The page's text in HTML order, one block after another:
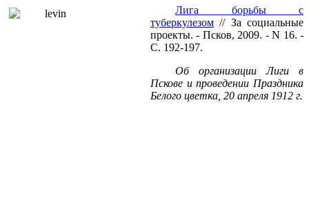
Лига борьбы с
туберкулезом // За социальные
проекты. - Псков, 2009. - N 16. -
С. 192-197.
Об организации Лиги в
Пскове и проведении Праздника
Белого цветка, 20 апреля 1912 г.